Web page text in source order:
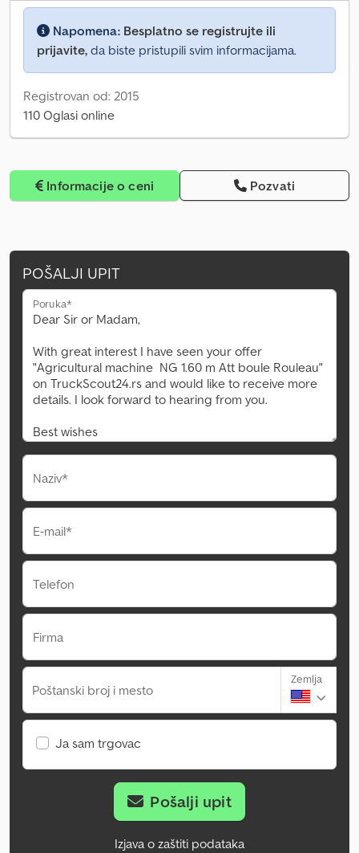
Napomena: Besplatno se registrujte ili
prijavite, da biste pristupili svim informacijama.
Registrovan od: 2015
110 Oglasi online
Informacije o ceni Pozvati
POŠALJI UPIT
Poruka*
Naziv*
E-mail*
Telefon
Firma
Poštanski broj i mesto
Zemlja
Ja sam trgovac
Pošalji upit
Izjava o zaštiti podataka